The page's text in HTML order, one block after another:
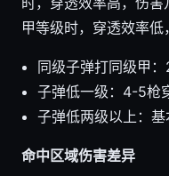
甲等级时，穿透效率低
同级子弹打同级甲
子弹低一级：4-5枪
子弹低两级以上：
命中区域伤害差异